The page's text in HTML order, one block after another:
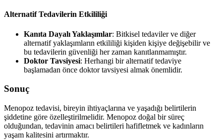
Alternatif Tedavilerin Etkililiği
Kanıta Dayalı Yaklaşımlar: Bitkisel tedaviler ve diğer
alternatif yaklaşımların etkililiği kişiden kişiye değişebilir ve
bu tedavilerin güvenliği her zaman kanıtlanmamıştır.
Doktor Tavsiyesi: Herhangi bir alternatif tedaviye
başlamadan önce doktor tavsiyesi almak önemlidir.
Sonuç
Menopoz tedavisi, bireyin ihtiyaçlarına ve yaşadığı belirtilerin
şiddetine göre özelleştirilmelidir. Menopoz doğal bir süreç
olduğundan, tedavinin amacı belirtileri hafifletmek ve kadınların
yaşam kalitesini artırmaktır.